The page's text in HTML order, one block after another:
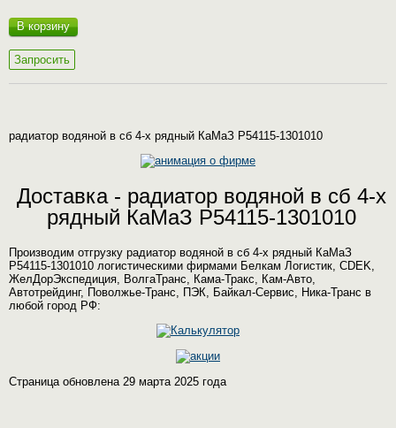
В корзину
Запросить
радиатор водяной в сб 4-х рядный КаМаЗ Р54115-1301010
Доставка - радиатор водяной в сб 4-х
рядный КаМаЗ Р54115-1301010
Производим отгрузку радиатор водяной в сб 4-х рядный КаМаЗ
Р54115-1301010 логистическими фирмами Белкам Логистик, CDEK,
ЖелДорЭкспедиция, ВолгаТранс, Кама-Тракс, Кам-Авто,
Автотрейдинг, Поволжье-Транс, ПЭК, Байкал-Сервис, Ника-Транс в
любой город РФ:
Страница обновлена 29 марта 2025 года